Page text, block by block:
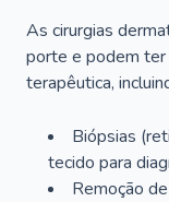
As cirurgias
porte e podem ter
terapêutica,
Biópsias
tecido para
Remoção